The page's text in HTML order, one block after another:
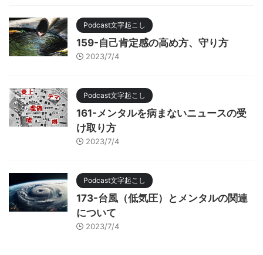
Podcast文字起こし
159-自己肯定感の高め方、守り方
2023/7/4
Podcast文字起こし
161-メンタルを病まないニュースの受
け取り方
2023/7/4
Podcast文字起こし
173-台風（低気圧）とメンタルの関連
について
2023/7/4